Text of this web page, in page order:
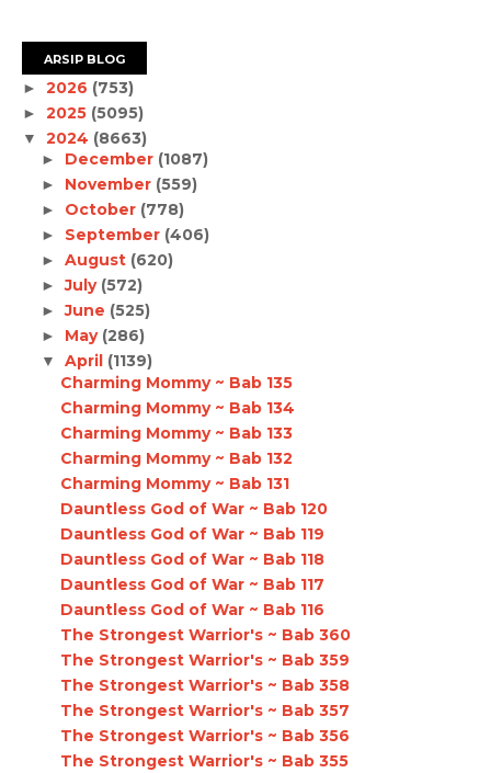
ARSIP BLOG
► 2026 (753)
► 2025 (5095)
▼ 2024 (8663)
► December (1087)
► November (559)
► October (778)
► September (406)
► August (620)
►July (572)
►June (525)
► May (286)
▼ April (1139)
Charming Mommy ~ Bab 135
Charming Mommy ~ Bab 134
Charming Mommy ~ Bab 133
Charming Mommy ~ Bab 132
Charming Mommy ~ Bab 131
Dauntless God of War ~ Bab 120
Dauntless God of War ~ Bab 119
Dauntless God of War ~ Bab 118
Dauntless God of War ~ Bab 117
Dauntless God of War ~ Bab 116
The Strongest Warrior's ~ Bab 360
The Strongest Warrior's ~ Bab 359
The Strongest Warrior's ~ Bab 358
The Strongest Warrior's ~ Bab 357
The Strongest Warrior's ~ Bab 356
The Strongest Warrior's ~ Bab 355